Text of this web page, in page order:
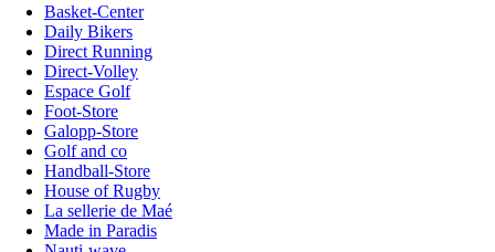
Basket-Center
Daily Bikers
Direct Running
Direct-Volley
Espace Golf
Foot-Store
Galopp-Store
Golf and co
Handball-Store
House of Rugby
La sellerie de Maé
Made in Paradis